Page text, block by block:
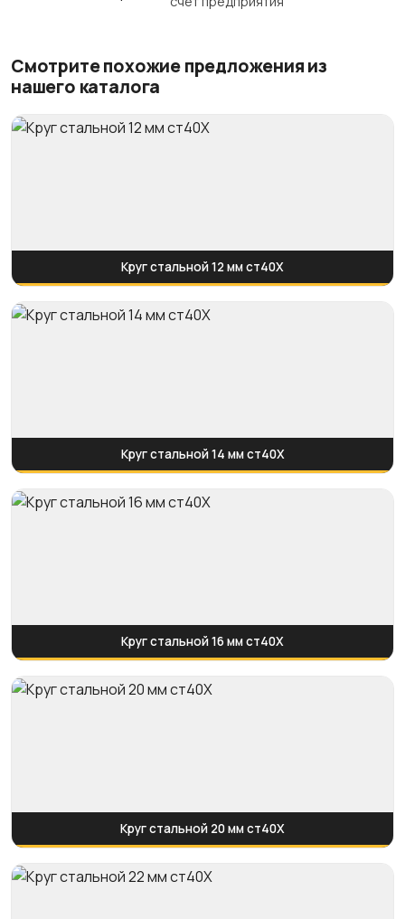
Смотрите похожие предложения из
нашего каталога
Круг стальной 12 мм ст40Х
Круг стальной 14 мм ст40Х
Круг стальной 16 мм ст40Х
Круг стальной 20 мм ст40Х